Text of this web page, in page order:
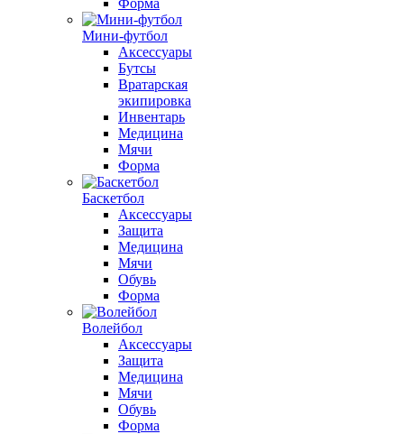
Форма
Мини-футбол
Аксессуары
Бутсы
Вратарская
экипировка
Инвентарь
Медицина
Мячи
Форма
Баскетбол
Аксессуары
Защита
Медицина
Мячи
Обувь
Форма
Волейбол
Аксессуары
Защита
Медицина
Мячи
Обувь
Форма